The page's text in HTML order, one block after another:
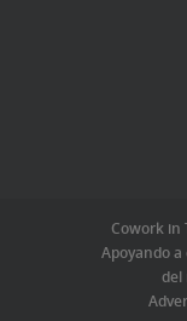
Cowork in
Apoyando
del